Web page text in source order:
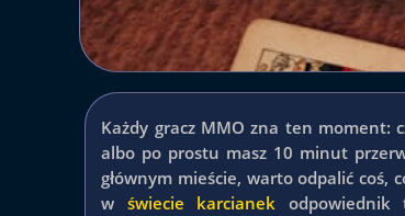
Każdy gracz MMO zna ten moment:
albo po prostu masz 10 minut
głównym mieście, warto odpalić
w świecie karcianek odpowiednik